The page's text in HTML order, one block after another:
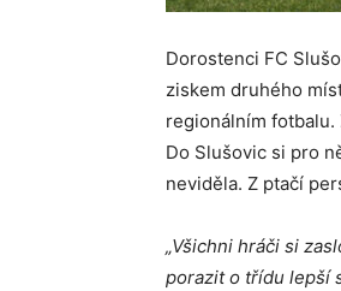
Dorostenci FC
ziskem druhého
regionálním
Do Slušovic si pro
neviděla. Z ptačí
„Všichni hráči si
porazit o třídu lepší